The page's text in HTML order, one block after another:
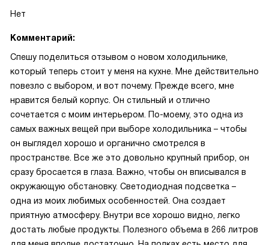
Нет
Комментарий:
Спешу поделиться отзывом о новом холодильнике,
который теперь стоит у меня на кухне. Мне действительно
повезло с выбором, и вот почему. Прежде всего, мне
нравится белый корпус. Он стильный и отлично
сочетается с моим интерьером. По-моему, это одна из
самых важных вещей при выборе холодильника – чтобы
он выглядел хорошо и органично смотрелся в
пространстве. Все же это довольно крупный прибор, он
сразу бросается в глаза. Важно, чтобы он вписывался в
окружающую обстановку. Светодиодная подсветка –
одна из моих любимых особенностей. Она создает
приятную атмосферу. Внутри все хорошо видно, легко
достать любые продукты. Полезного объема в 266 литров